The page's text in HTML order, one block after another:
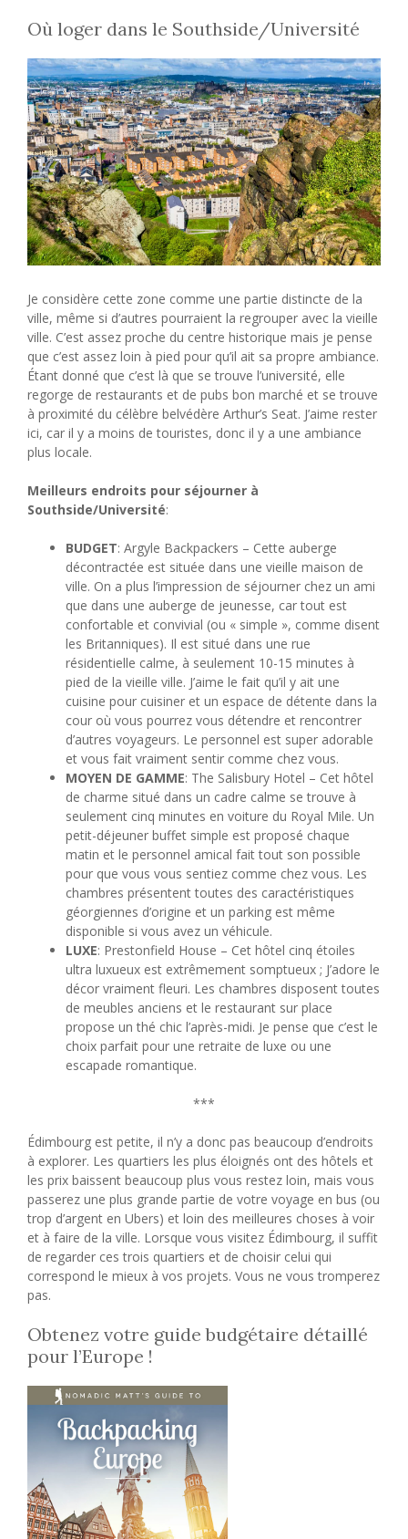
Où loger dans le Southside/Université
Je considère cette zone comme une partie distincte de la
ville, même si d’autres pourraient la regrouper avec la vieille
ville. C’est assez proche du centre historique mais je pense
que c’est assez loin à pied pour qu’il ait sa propre ambiance.
Étant donné que c’est là que se trouve l’université, elle
regorge de restaurants et de pubs bon marché et se trouve
à proximité du célèbre belvédère Arthur’s Seat. J’aime rester
ici, car il y a moins de touristes, donc il y a une ambiance
plus locale.
Meilleurs endroits pour séjourner à
Southside/Université:
BUDGET: Argyle Backpackers – Cette auberge
décontractée est située dans une vieille maison de
ville. On a plus l’impression de séjourner chez un ami
que dans une auberge de jeunesse, car tout est
confortable et convivial (ou « simple », comme disent
les Britanniques). Il est situé dans une rue
résidentielle calme, à seulement 10-15 minutes à
pied de la vieille ville. J’aime le fait qu’il y ait une
cuisine pour cuisiner et un espace de détente dans la
cour où vous pourrez vous détendre et rencontrer
d’autres voyageurs. Le personnel est super adorable
et vous fait vraiment sentir comme chez vous.
MOYEN DE GAMME: The Salisbury Hotel – Cet hôtel
de charme situé dans un cadre calme se trouve à
seulement cinq minutes en voiture du Royal Mile. Un
petit-déjeuner buffet simple est proposé chaque
matin et le personnel amical fait tout son possible
pour que vous vous sentiez comme chez vous. Les
chambres présentent toutes des caractéristiques
géorgiennes d’origine et un parking est même
disponible si vous avez un véhicule.
LUXE: Prestonfield House – Cet hôtel cinq étoiles
ultra luxueux est extrêmement somptueux ; J’adore le
décor vraiment fleuri. Les chambres disposent toutes
de meubles anciens et le restaurant sur place
propose un thé chic l’après-midi. Je pense que c’est le
choix parfait pour une retraite de luxe ou une
escapade romantique.
***
Édimbourg est petite, il n’y a donc pas beaucoup d’endroits
à explorer. Les quartiers les plus éloignés ont des hôtels et
les prix baissent beaucoup plus vous restez loin, mais vous
passerez une plus grande partie de votre voyage en bus (ou
trop d’argent en Ubers) et loin des meilleures choses à voir
et à faire de la ville. Lorsque vous visitez Édimbourg, il suffit
de regarder ces trois quartiers et de choisir celui qui
correspond le mieux à vos projets. Vous ne vous tromperez
pas.
Obtenez votre guide budgétaire détaillé
pour l’Europe !